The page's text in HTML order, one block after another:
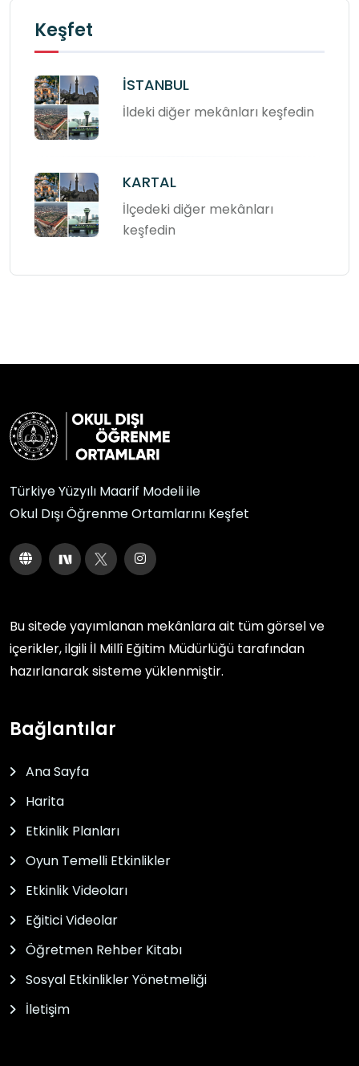
Keşfet
İSTANBUL
İldeki diğer mekânları keşfedin
KARTAL
İlçedeki diğer mekânları
keşfedin
Türkiye Yüzyılı Maarif Modeli ile
Okul Dışı Öğrenme Ortamlarını Keşfet
Bu sitede yayımlanan mekânlara ait tüm görsel ve
içerikler, ilgili İl Millî Eğitim Müdürlüğü tarafından
hazırlanarak sisteme yüklenmiştir.
Bağlantılar
Ana Sayfa
Harita
Etkinlik Planları
Oyun Temelli Etkinlikler
Etkinlik Videoları
Eğitici Videolar
Öğretmen Rehber Kitabı
Sosyal Etkinlikler Yönetmeliği
İletişim